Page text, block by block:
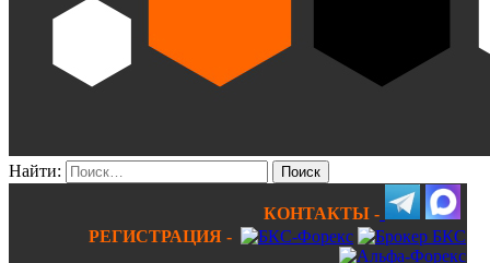
Найти:
КОНТАКТЫ -
РЕГИСТРАЦИЯ -